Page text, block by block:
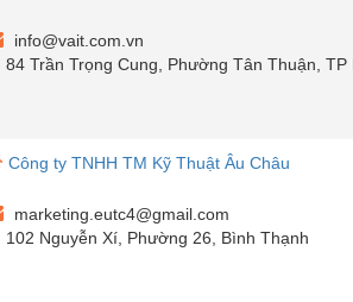
info@vait.com.vn
84 Trần Trọng Cung, Phường Tân Thuận, TP
Công ty TNHH TM Kỹ Thuật Âu Châu
marketing.eutc4@gmail.com
102 Nguyễn Xí, Phường 26, Bình Thạnh